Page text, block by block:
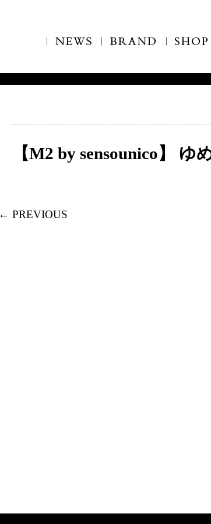
【M2 by sensounico】
← PREVIOUS